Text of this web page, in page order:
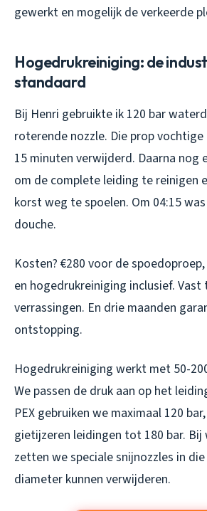
gewerkt en mogelijk de verkeerde
Hogedrukreiniging: de
standaard
Bij Henri gebruikte ik 120 bar
roterende nozzle. Die prop vochtige
15 minuten verwijderd. Daarna nog
om de complete leiding te reinigen
korst weg te spoelen. Om 04:15
douche.
Kosten? €280 voor de
en hogedrukreiniging inclusief.
verrassingen. En drie maanden
ontstopping.
Hogedrukreiniging werkt met 50-
We passen de druk aan op het
PEX gebruiken we maximaal 120
gietijzeren leidingen tot 180 bar.
zetten we speciale snijnozzles in
diameter kunnen verwijderen.